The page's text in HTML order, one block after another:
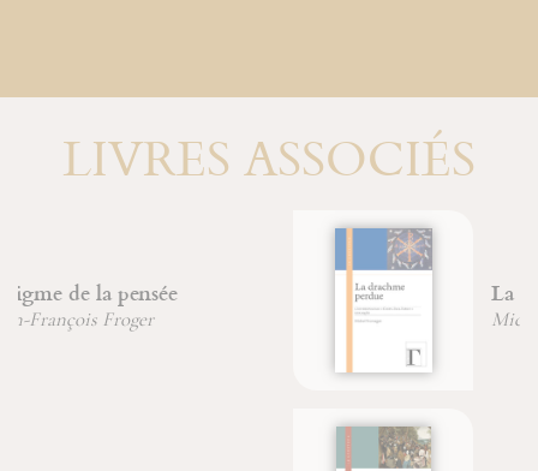
LIVRES ASSOCIÉS
La drachme perdue